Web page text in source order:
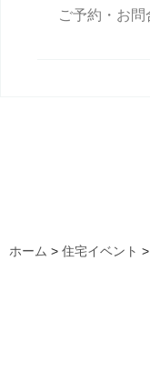
ご予約・お問
ホーム > 住宅イベント >